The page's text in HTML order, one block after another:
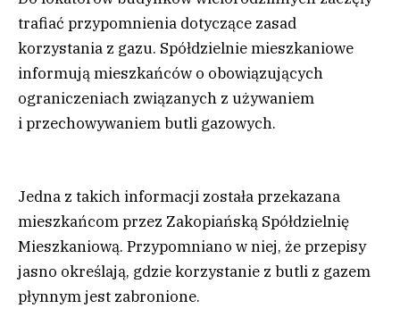
trafiać przypomnienia dotyczące zasad
korzystania z gazu. Spółdzielnie mieszkaniowe
informują mieszkańców o obowiązujących
ograniczeniach związanych z używaniem
i przechowywaniem butli gazowych.
Jedna z takich informacji została przekazana
mieszkańcom przez Zakopiańską Spółdzielnię
Mieszkaniową. Przypomniano w niej, że przepisy
jasno określają, gdzie korzystanie z butli z gazem
płynnym jest zabronione.